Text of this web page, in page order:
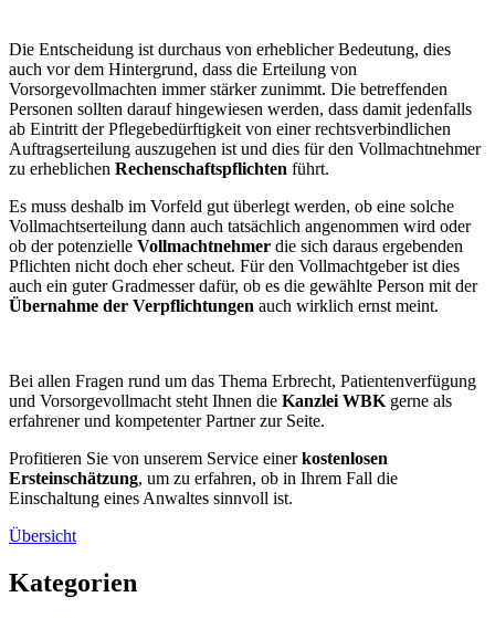
Die Entscheidung ist durchaus von erheblicher Bedeutung, dies
auch vor dem Hintergrund, dass die Erteilung von
Vorsorgevollmachten immer stärker zunimmt. Die betreffenden
Personen sollten darauf hingewiesen werden, dass damit jedenfalls
ab Eintritt der Pflegebedürftigkeit von einer rechtsverbindlichen
Auftragserteilung auszugehen ist und dies für den Vollmachtnehmer
zu erheblichen Rechenschaftspflichten führt.
Es muss deshalb im Vorfeld gut überlegt werden, ob eine solche
Vollmachtserteilung dann auch tatsächlich angenommen wird oder
ob der potenzielle Vollmachtnehmer die sich daraus ergebenden
Pflichten nicht doch eher scheut. Für den Vollmachtgeber ist dies
auch ein guter Gradmesser dafür, ob es die gewählte Person mit der
Übernahme der Verpflichtungen auch wirklich ernst meint.
Bei allen Fragen rund um das Thema Erbrecht, Patientenverfügung
und Vorsorgevollmacht steht Ihnen die Kanzlei WBK gerne als
erfahrener und kompetenter Partner zur Seite.
Profitieren Sie von unserem Service einerkostenlosen
Ersteinschätzung, um zu erfahren, ob in Ihrem Fall die
Einschaltung eines Anwaltes sinnvoll ist.
Übersicht
Kategorien